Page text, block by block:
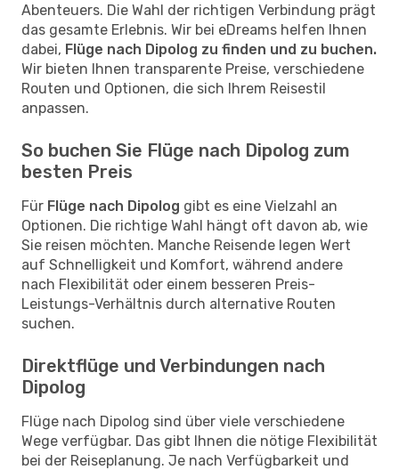
Abenteuers. Die Wahl der richtigen Verbindung prägt
das gesamte Erlebnis. Wir bei eDreams helfen Ihnen
dabei, Flüge nach Dipolog zu finden und zu buchen.
Wir bieten Ihnen transparente Preise, verschiedene
Routen und Optionen, die sich Ihrem Reisestil
anpassen.
So buchen Sie Flüge nach Dipolog zum
besten Preis
Für Flüge nach Dipolog gibt es eine Vielzahl an
Optionen. Die richtige Wahl hängt oft davon ab, wie
Sie reisen möchten. Manche Reisende legen Wert
auf Schnelligkeit und Komfort, während andere
nach Flexibilität oder einem besseren Preis-
Leistungs-Verhältnis durch alternative Routen
suchen.
Direktflüge und Verbindungen nach
Dipolog
Flüge nach Dipolog sind über viele verschiedene
Wege verfügbar. Das gibt Ihnen die nötige Flexibilität
bei der Reiseplanung. Je nach Verfügbarkeit und